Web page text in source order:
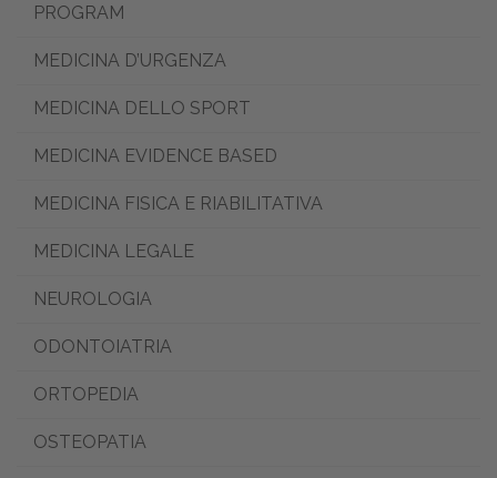
PROGRAM
MEDICINA D’URGENZA
MEDICINA DELLO SPORT
MEDICINA EVIDENCE BASED
MEDICINA FISICA E RIABILITATIVA
MEDICINA LEGALE
NEUROLOGIA
ODONTOIATRIA
ORTOPEDIA
OSTEOPATIA